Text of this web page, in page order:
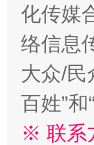
化传媒
络信息
大众/民
百姓”
※ 联系